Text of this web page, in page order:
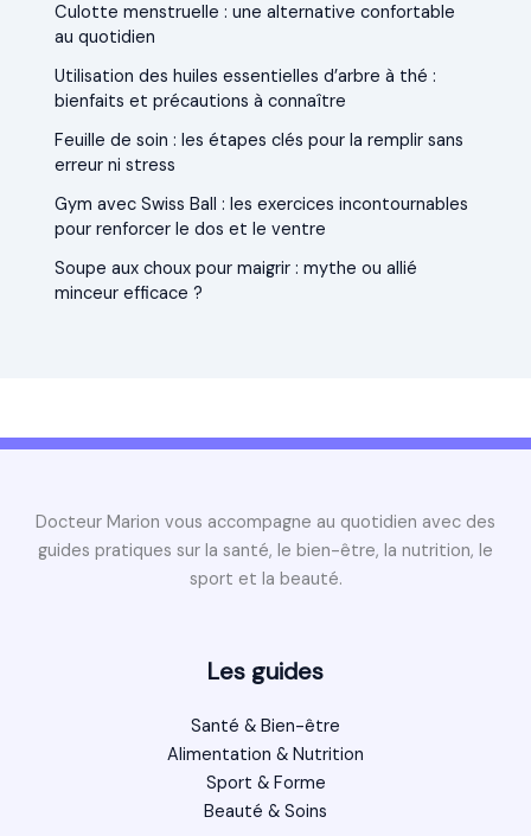
Culotte menstruelle : une alternative confortable
au quotidien
Utilisation des huiles essentielles d’arbre à thé :
bienfaits et précautions à connaître
Feuille de soin : les étapes clés pour la remplir sans
erreur ni stress
Gym avec Swiss Ball : les exercices incontournables
pour renforcer le dos et le ventre
Soupe aux choux pour maigrir : mythe ou allié
minceur efficace ?
Docteur Marion vous accompagne au quotidien avec des
guides pratiques sur la santé, le bien-être, la nutrition, le
sport et la beauté.
Les guides
Santé & Bien-être
Alimentation & Nutrition
Sport & Forme
Beauté & Soins